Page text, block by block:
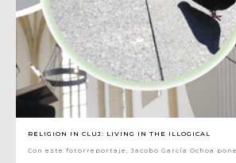
RELIGION IN CLUJ: LIVING IN THE ILLOGICAL
Con este fotorreportaje, Jacobo García Ochoa